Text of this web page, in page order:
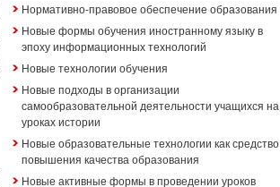
Нормативно-правовое обеспечение образования
Новые формы обучения иностранному языку в
эпоху информационных технологий
Новые технологии обучения
Новые подходы в организации
самообразовательной деятельности учащихся на
уроках истории
Новые образовательные технологии как средство
повышения качества образования
Новые активные формы в проведении уроков